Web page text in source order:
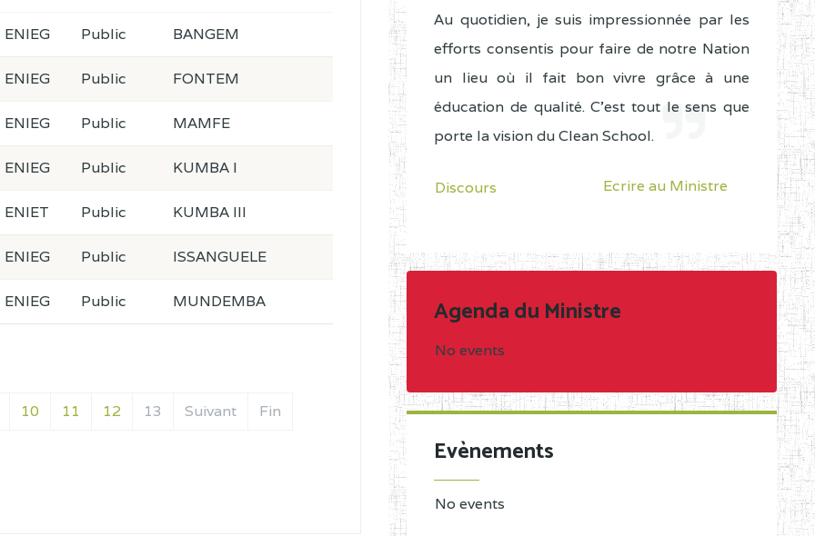
10 11 12 13 Suivant Fin
ENIEG Public BANGEM
ENIEG Public FONTEM
ENIEG Public MAMFE
ENIEG Public KUMBA I
ENIET Public KUMBA III
ENIEG Public ISSANGUELE
ENIEG Public MUNDEMBA
Au quotidien, je suis impressionnée par les
efforts consentis pour faire de notre Nation
un lieu où il fait bon vivre grâce à une
éducation de qualité. C'est tout le sens que
porte la vision du Clean School.
Discours Ecrire au Ministre
Agenda du Ministre
No events
Evènements
No events